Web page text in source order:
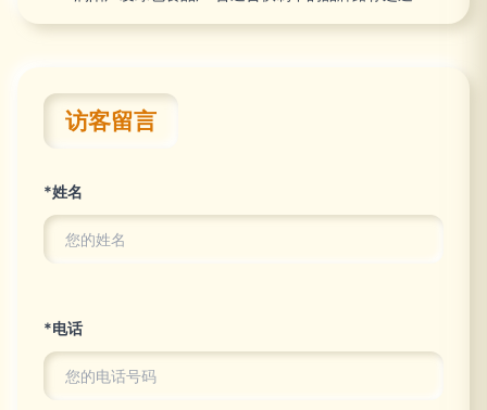
访客留言
*姓名
*电话